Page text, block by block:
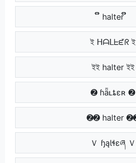
ຶຶ halter ຶຶ
ই ᕼᗩᒪᖶᘿᖇ ই
ইই halter ইই
➋ ɦǟʟȶɛʀ ➋
➋➋ halter
Ｖ ɧąƖɬɛཞ Ｖ